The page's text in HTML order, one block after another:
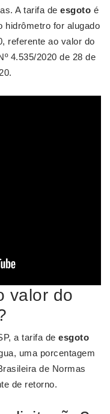
A tarifa de esgoto é
hidrômetro for alugado
referente ao valor do
4.535/2020 de 28 de
valor do
a tarifa de esgoto
uma porcentagem
de Normas
de retorno.